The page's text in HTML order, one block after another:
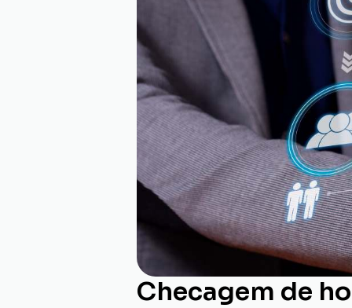
Checagem de